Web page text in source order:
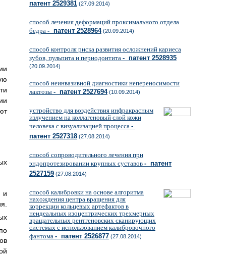
и
патент 2529381 (27.09.2014)
способ лечения деформаций проксимального отдела
бедра - патент 2528964(20.09.2014)
способ контроля риска развития осложнений кариеса
зубов, пульпита и периодонтита - патент 2528935
(20.09.2014)
способ неинвазивной диагностики непереносимости
лактозы - патент 2527694(10.09.2014)
устройство для воздействия инфракрасным
излучением на коллагеновый слой кожи
человека с визуализацией процесса -
патент 2527318 (27.08.2014)
способ сопроводительного лечения при
эндопротезировании крупных суставов - патент
2527159 (27.08.2014)
способ калибровки на основе алгоритма
нахождения центра вращения для
коррекции кольцевых артефактов в
неидеальных изоцентрических трехмерных
вращательных рентгеновских сканирующих
системах с использованием калибровочного
фантома - патент 2526877 (27.08.2014)